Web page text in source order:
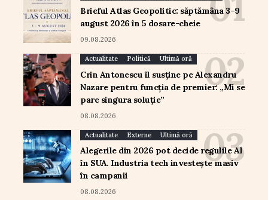
Brieful Atlas Geopolitic: săptămâna 3–9
august 2026 în 5 dosare-cheie
09.08.2026
Actualitate Politică Ultimă oră
Crin Antonescu îl susține pe Alexandru
Nazare pentru funcția de premier: „Mi se
pare singura soluție”
08.08.2026
Actualitate Externe Ultimă oră
Alegerile din 2026 pot decide regulile AI
în SUA. Industria tech investește masiv
în campanii
08.08.2026